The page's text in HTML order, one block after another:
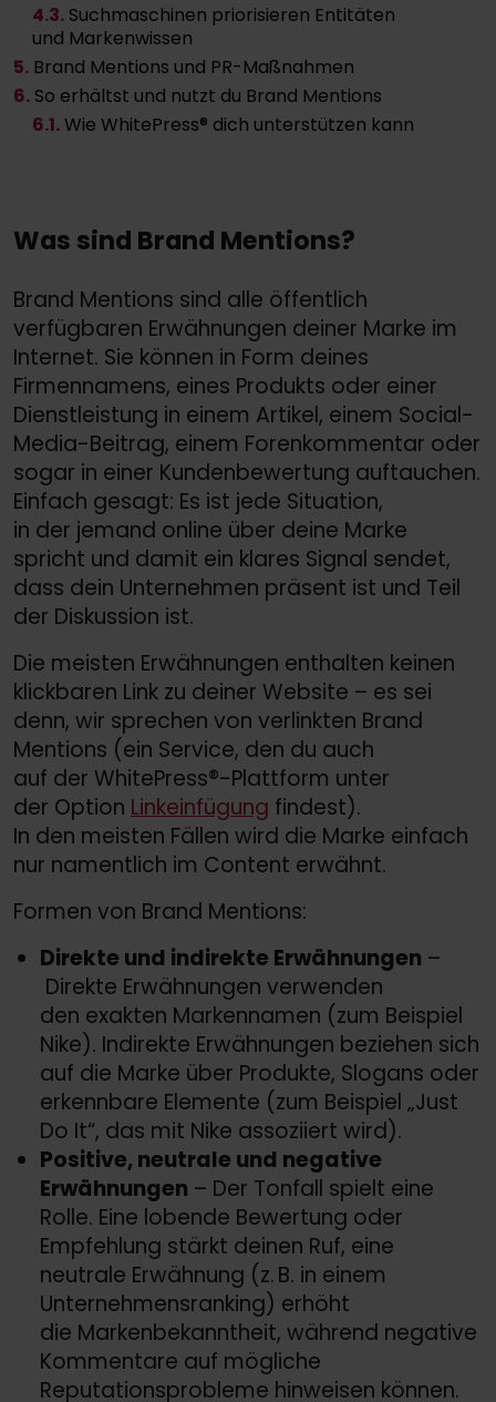
4.3. Suchmaschinen priorisieren Entitäten
und Markenwissen
5. Brand Mentions und PR-Maßnahmen
6. So erhältst und nutzt du Brand Mentions
6.1.Wie WhitePress® dich unterstützen kann
Was sind Brand Mentions?
Brand Mentions sind alle öffentlich
verfügbaren Erwähnungen deiner Marke im
Internet. Sie können in Form deines
Firmennamens, eines Produkts oder einer
Dienstleistung in einem Artikel, einem Social-
Media-Beitrag, einem Forenkommentar oder
sogar in einer Kundenbewertung auftauchen.
Einfach gesagt: Es ist jede Situation,
in der jemand online über deine Marke
spricht und damit ein klares Signal sendet,
dass dein Unternehmen präsent ist und Teil
der Diskussion ist.
Die meisten Erwähnungen enthalten keinen
klickbaren Link zu deiner Website – es sei
denn, wir sprechen von verlinkten Brand
Mentions (ein Service, den du auch
auf der WhitePress®-Plattform unter
der Option Linkeinfügung findest).
In den meisten Fällen wird die Marke einfach
nur namentlich im Content erwähnt.
Formen von Brand Mentions:
Direkte und indirekte Erwähnungen –
Direkte Erwähnungen verwenden
den exakten Markennamen (zum Beispiel
Nike). Indirekte Erwähnungen beziehen sich
auf die Marke über Produkte, Slogans oder
erkennbare Elemente (zum Beispiel „Just
Do It“, das mit Nike assoziiert wird).
Positive, neutrale und negative
Erwähnungen – Der Tonfall spielt eine
Rolle. Eine lobende Bewertung oder
Empfehlung stärkt deinen Ruf, eine
neutrale Erwähnung (z. B. in einem
Unternehmensranking) erhöht
die Markenbekanntheit, während negative
Kommentare auf mögliche
Reputationsprobleme hinweisen können.